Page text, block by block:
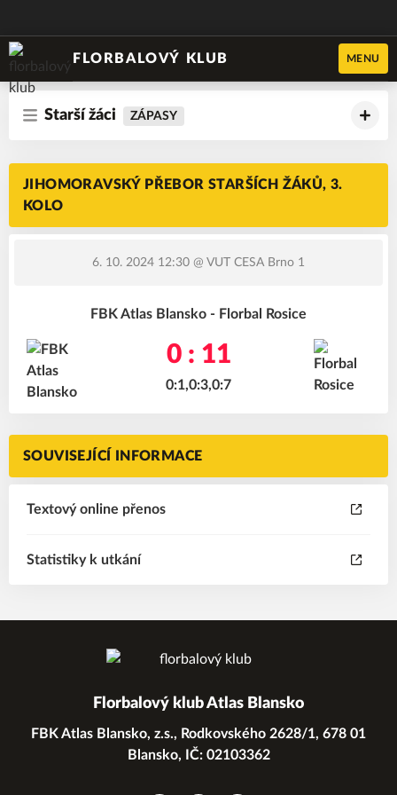
FLORBALOVÝ KLUB MENU
Starší žáci ZÁPASY
JIHOMORAVSKÝ PŘEBOR STARŠÍCH ŽÁKŮ, 3.
KOLO
6. 10. 2024 12:30 @ VUT CESA Brno 1
FBK Atlas Blansko - Florbal Rosice
0 : 11
0:1,0:3,0:7
SOUVISEJÍCÍ INFORMACE
Textový online přenos
Statistiky k utkání
Florbalový klub Atlas Blansko
FBK Atlas Blansko, z.s., Rodkovského 2628/1, 678 01
Blansko, IČ: 02103362